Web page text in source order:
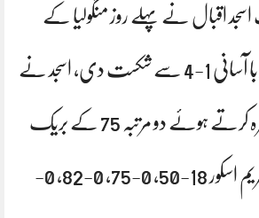
اقبال نے پہلے روز منگولیا کے
اولزیتوگ داواسورن کو با آسانی 1-4 سے شکست دی، اسجد نے
شاندار کھیل کا مظاہرہ کرتے ہوئے دو مرتبہ 75 کے بریک
کھیلے، اسجد کی فتح کا فریم اسکور 18-50، 0-75، 0-82، 0-